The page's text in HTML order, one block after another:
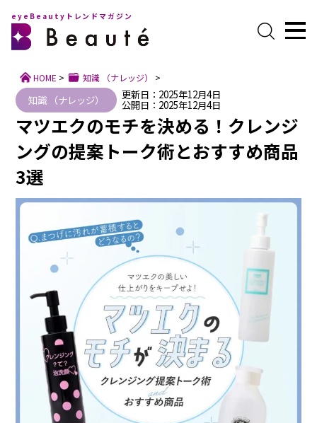
eyeBeautyトレンドマガジン
HOME > 知識 （ナレッジ） >
知識 （ナレッジ） 更新日：2025年12月4日
公開日：2025年12月4日
マツエクのモチを決める！クレンジ
ングの提案トーク術とおすすめ商品
3選